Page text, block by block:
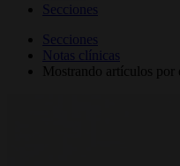
Secciones
Secciones
Notas clínicas
Mostrando artículos por